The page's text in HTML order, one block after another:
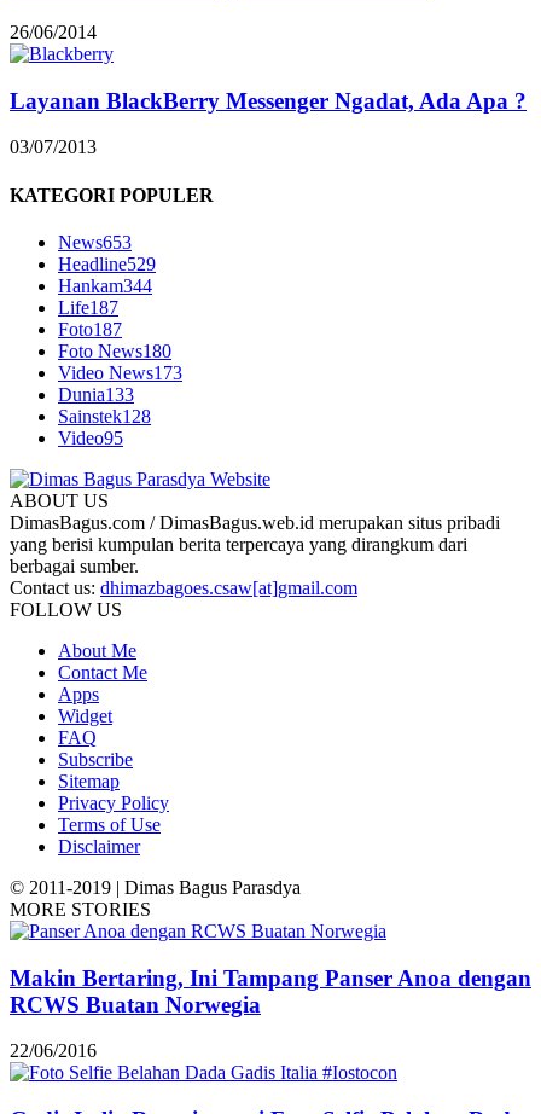
26/06/2014
Layanan BlackBerry Messenger Ngadat, Ada Apa ?
03/07/2013
KATEGORI POPULER
News653
Headline529
Hankam344
Life187
Foto187
Foto News180
Video News173
Dunia133
Sainstek128
Video95
ABOUT US
DimasBagus.com / DimasBagus.web.id merupakan situs pribadi
yang berisi kumpulan berita terpercaya yang dirangkum dari
berbagai sumber.
Contact us: dhimazbagoes.csaw[at]gmail.com
FOLLOW US
About Me
Contact Me
Apps
Widget
FAQ
Subscribe
Sitemap
Privacy Policy
Terms of Use
Disclaimer
© 2011-2019 | Dimas Bagus Parasdya
MORE STORIES
Makin Bertaring, Ini Tampang Panser Anoa dengan
RCWS Buatan Norwegia
22/06/2016